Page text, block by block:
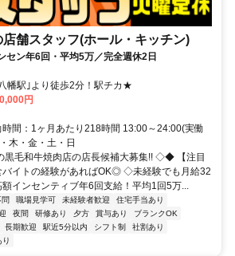
舗スタッフ(ホール・キッチン)
セン年6回・平均5万／完全週休2日
幡駅｣より徒歩2分！駅チカ★
円
間：1ヶ月あたり218時間 13:00～24:00(実働
木・金・土・日
毛和牛焼肉店の店長候補大募集!! ◇◆ 【注目
イトの経験があればOK◎ ◇未経験でも月給32
インセンティブ年6回支給！平均1回5万...
職場見学可 未経験者歓迎
住宅手当あり
夜間 研修あり 夕方 賞与あり
ブランクOK
長期歓迎 駅近5分以内 シフト制
社割あり